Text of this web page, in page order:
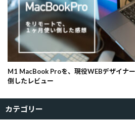
M1 MacBook Proを、現役WEBデザイナ
倒したレビュー
カテゴリー